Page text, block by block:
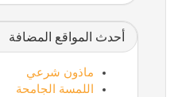
أحدث المواقع المضافة
ماذون شرعي
اللمسة الجامحة